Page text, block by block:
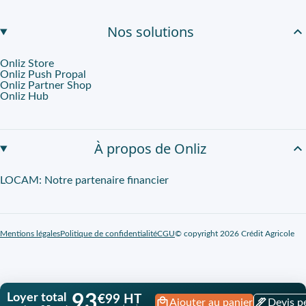
Loyer total €99 HT Ajouter au panier Devis
Nos solutions
Onliz Store
Onliz Push Propal
Onliz Partner Shop
Onliz Hub
À propos de Onliz
LOCAM: Notre partenaire financier
Mentions légalesPolitique de confidentialitéCGU© copyright 2026 Crédit Agricole